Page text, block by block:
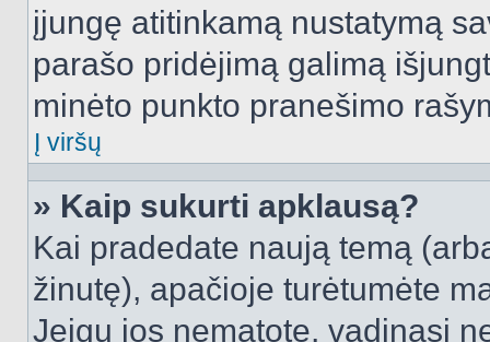
įjungę atitinkamą nustatymą
parašo pridėjimą galimą
minėto punkto pranešimo
Į viršų
» Kaip sukurti apklausą?
Kai pradedate naują temą
žinutę), apačioje turėtumėte
Jeigu jos nematote, vadinasi